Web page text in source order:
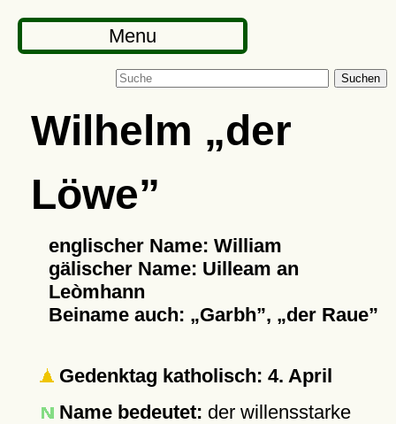
Menu
Suchen
Wilhelm
der
Löwe
englischer Name: William
gälischer Name: Uilleam an
Leòmhann
Beiname auch:
Garbh , der Raue
Gedenktag katholisch: 4. April
Name bedeutet: der willensstarke